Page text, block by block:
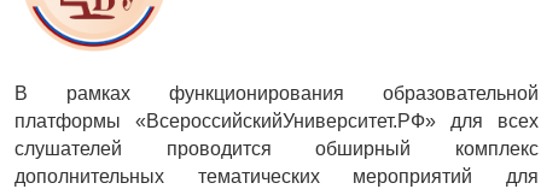
В рамках функционирования образовательной
платформы «ВсероссийскийУниверситет.РФ» для всех
слушателей проводится обширный комплекс
дополнительных тематических мероприятий для